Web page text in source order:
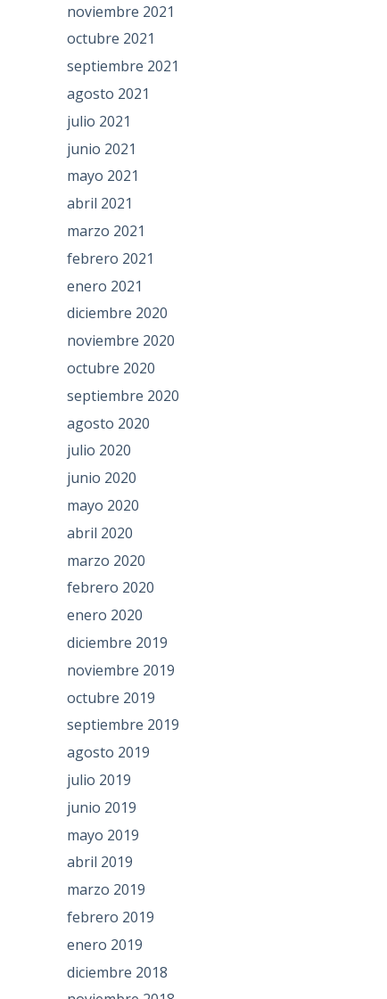
noviembre 2021
octubre 2021
septiembre 2021
agosto 2021
julio 2021
junio 2021
mayo 2021
abril 2021
marzo 2021
febrero 2021
enero 2021
diciembre 2020
noviembre 2020
octubre 2020
septiembre 2020
agosto 2020
julio 2020
junio 2020
mayo 2020
abril 2020
marzo 2020
febrero 2020
enero 2020
diciembre 2019
noviembre 2019
octubre 2019
septiembre 2019
agosto 2019
julio 2019
junio 2019
mayo 2019
abril 2019
marzo 2019
febrero 2019
enero 2019
diciembre 2018